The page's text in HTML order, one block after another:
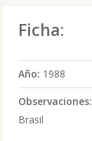
Ficha:
Año: 1988
Observaciones:
Brasil